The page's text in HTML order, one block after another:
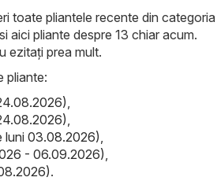
toate pliantele recente din
aici pliante despre 13 chiar acum.
ezitați prea mult.
pliante:
,
,
luni 03.08.2026),
- 06.09.2026),
.